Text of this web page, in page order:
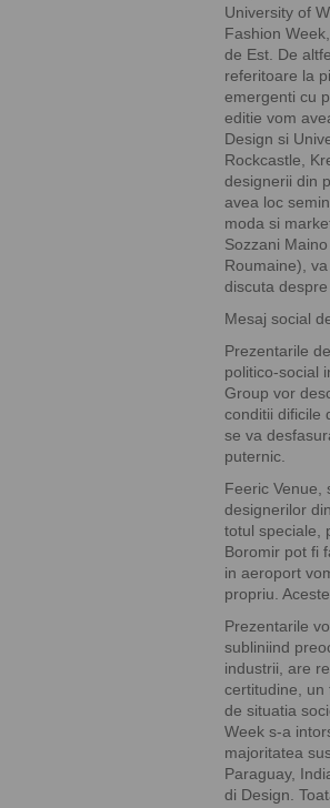
University of
Fashion
de Est. De
referitoare la
emergenti cu
editie vom
Design si
Rockcastle,
designerii din
avea loc
moda si
Sozzani
Roumaine),
discuta
Mesaj social
Prezentarile
politico-social
Group vor
conditii dificile
se va
puternic.
Feeric Venue,
designerilor
totul speciale,
Boromir pot fi
in aeroport
propriu.
Prezentarile
subliniind
industrii, are
certitudine, un
de situatia
Week s-a
majoritatea
Paraguay,
di Design.